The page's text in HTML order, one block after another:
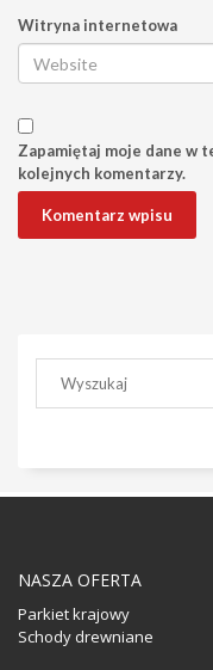
Witryna internetowa
Zapamiętaj moje dane w
kolejnych komentarzy.
NASZA OFERTA
Parkiet krajowy
Schody drewniane